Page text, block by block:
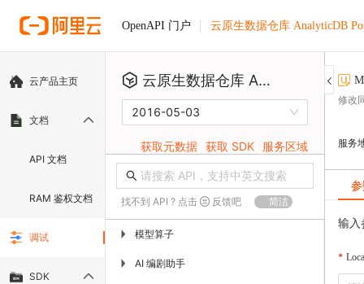
OpenAPI 门户 云原生数据仓库 AnalyticDB
云产品主页
文档
API 文档
RAM 鉴权文档
调试
SDK
云原生数据仓库 AnalyticDB PostgreSQL版
2016-05-03
获取元数据 获取 SDK 服务区域
找不到 API ? 点击 反馈吧 简洁
▶ 模型算子
▶ AI 编剧助手
修改
服务
输入